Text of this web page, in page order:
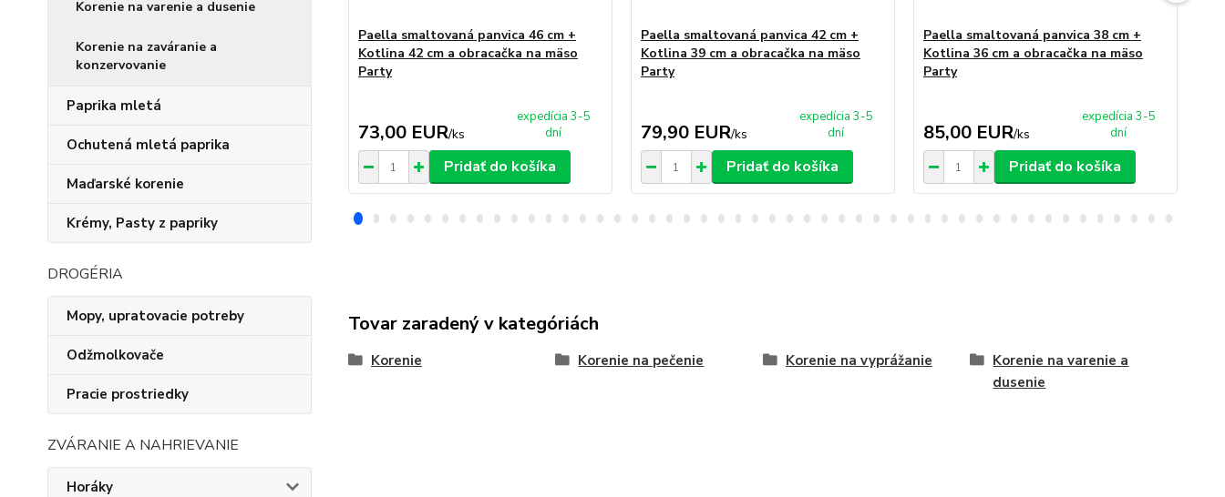
Korenie na varenie a dusenie
Korenie na zaváranie a
konzervovanie
Paprika mletá
Ochutená mletá paprika
Maďarské korenie
Krémy, Pasty z papriky
DROGÉRIA
Mopy, upratovacie potreby
Odžmolkovače
Pracie prostriedky
ZVÁRANIE A NAHRIEVANIE
Horáky
Paella smaltovaná panvica 46 cm +
Kotlina 42 cm a obracačka na mäso
Party
73,00 EUR/ks
expedícia 3-5
dní
Pridať do košíka
Paella smaltovaná panvica 42 cm +
Kotlina 39 cm a obracačka na mäso
Party
79,90 EUR/ks
expedícia 3-5
dní
Pridať do košíka
Paella smaltovaná panvica 38 cm +
Kotlina 36 cm a obracačka na mäso
Party
85,00 EUR/ks
expedícia 3-5
dní
Pridať do košíka
Tovar zaradený v kategóriách
Korenie Korenie na pečenie Korenie na vyprážanie
Korenie na varenie a
dusenie